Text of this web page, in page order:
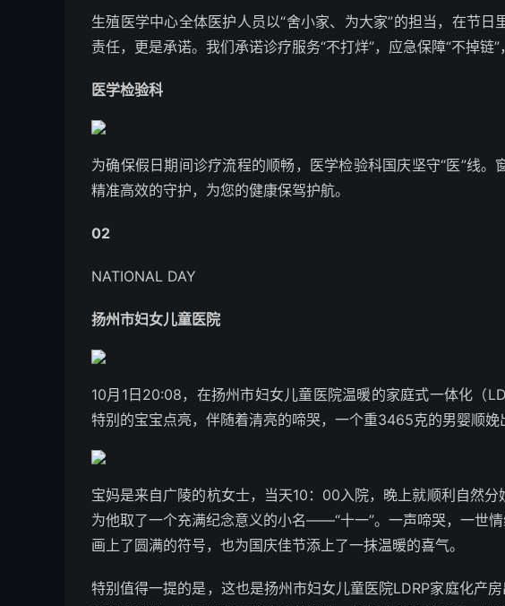
生殖医学中心全体医护人员以“舍小家、为大家”的担当，在节
责任，更是承诺。我们承诺诊疗服务“不打烊”，应急保障“不掉链”
医学检验科
为确保假日期间诊疗流程的顺畅，医学检验科国庆坚守“医”线
精准高效的守护，为您的健康保驾护航。
02
NATIONAL DAY
扬州市妇女儿童医院
10月1日20:08，在扬州市妇女儿童医院温暖的家庭式一体化（
特别的宝宝点亮，伴随着清亮的啼哭，一个重3465克的男婴顺娩
宝妈是来自广陵的杭女士，当天10：00入院，晚上就顺利自然
为他取了一个充满纪念意义的小名——“十一”。一声啼哭，一世
画上了圆满的符号，也为国庆佳节添上了一抹温暖的喜气。
特别值得一提的是，这也是扬州市妇女儿童医院LDRP家庭化产